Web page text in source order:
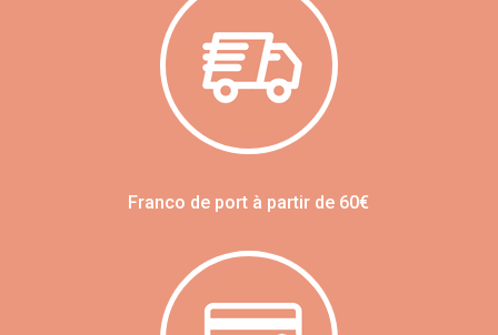
Franco de port à partir de 60€